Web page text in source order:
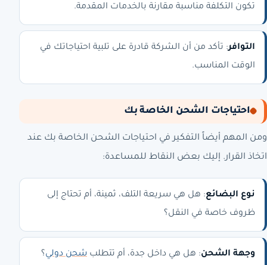
تكون التكلفة مناسبة مقارنة بالخدمات المقدمة.
التوافر: تأكد من أن الشركة قادرة على تلبية احتياجاتك في
الوقت المناسب.
احتياجات الشحن الخاصة بك
ومن المهم أيضاً التفكير في احتياجات الشحن الخاصة بك عند
اتخاذ القرار. إليك بعض النقاط للمساعدة:
نوع البضائع: هل هي سريعة التلف، ثمينة، أم تحتاج إلى
ظروف خاصة في النقل؟
وجهة الشحن: هل هي داخل جدة، أم تتطلب شحن دولي؟